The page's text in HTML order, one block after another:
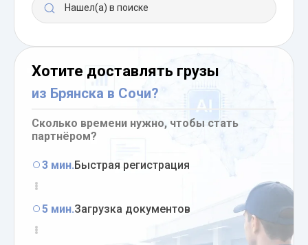
Нашел(а) в поиске
Хотите доставлять грузы
из Брянска в Сочи?
Сколько времени нужно, чтобы стать
партнёром?
3 мин.Быстрая регистрация
5 мин.Загрузка документов